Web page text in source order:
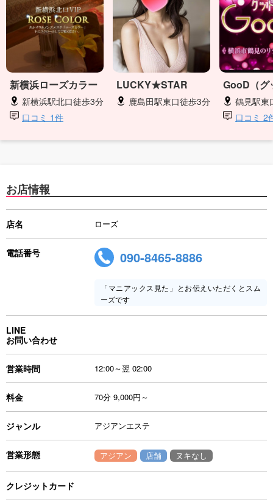
新横浜ローズカラー
新横浜駅北口徒歩3分
口コミ 1件
LUCKY★STAR
鹿島田駅東口徒歩3分
GooD（グ
鶴見駅東
口コミ 2
お店情報
店名 ローズ
電話番号 090-8465-8886
「マニアックス見た」とお伝えいただくとスム
ーズです
LINE
お問い合わせ
営業時間 12:00～翌 02:00
料金 70分 9,000円～
ジャンル アジアンエステ
営業形態 アジアン 店舗 ヌキなし
クレジットカード